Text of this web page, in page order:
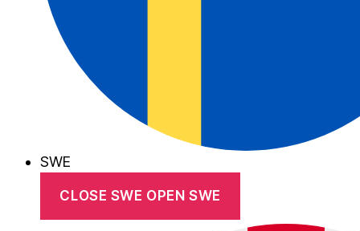
SWE
CLOSE SWE OPEN SWE